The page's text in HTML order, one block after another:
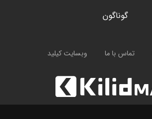
گوناگون
تماس با ما وبسایت کیلید